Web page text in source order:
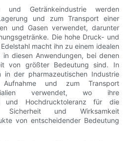
Getränkeindustrie werden
und zum Transport einer
und Gasen verwendet, darunter
Die hohe Druck- und
macht ihn zu einem idealen
diesen Anwendungen, bei denen
von größter Bedeutung sind. In
in der pharmazeutischen Industrie
Aufnahme und zum Transport
verwendet, wo ihre
und Hochdrucktoleranz für die
Sicherheit und Wirksamkeit
von entscheidender Bedeutung